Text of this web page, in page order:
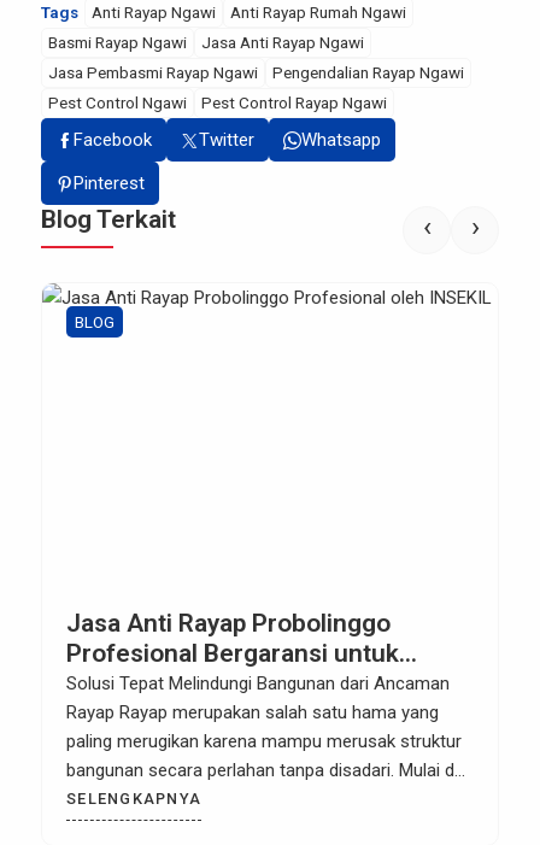
Tags Anti Rayap Ngawi
Anti Rayap Rumah Ngawi
Basmi Rayap Ngawi
Jasa Anti Rayap Ngawi
Jasa Pembasmi Rayap Ngawi
Pengendalian Rayap Ngawi
Pest Control Ngawi
Pest Control Rayap Ngawi
Facebook Twitter
Whatsapp
Pinterest
Blog Terkait
BLOG
Jasa Anti Rayap Probolinggo
Profesional Bergaransi untuk
Rumah, Kantor & Industri
Solusi Tepat Melindungi Bangunan dari Ancaman
Rayap Rayap merupakan salah satu hama yang
paling merugikan karena mampu merusak struktur
bangunan secara perlahan tanpa disadari. Mulai dari
kusen pintu, plafon, rangka atap, lemari, hingga
SELENGKAPNYA
‹ ›